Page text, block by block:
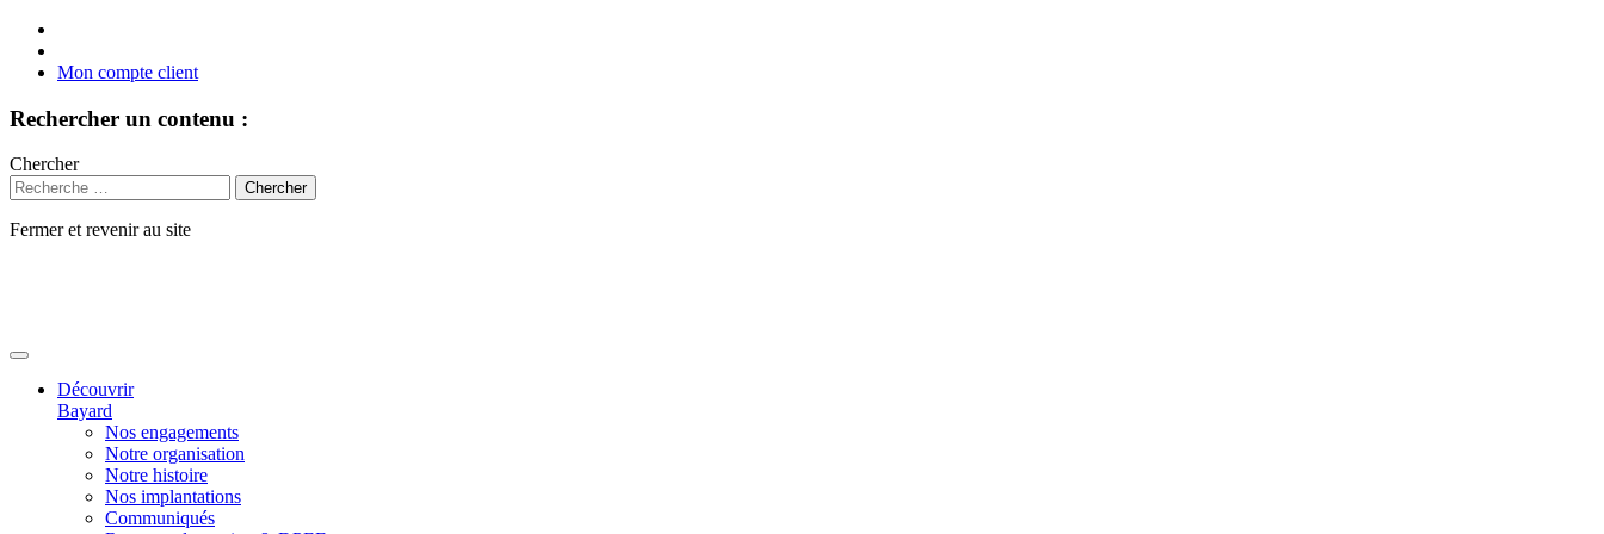
Mon compte client
Rechercher un contenu :
Chercher
Fermer et revenir au site
Découvrir
Bayard
Nos engagements
Notre organisation
Notre histoire
Nos implantations
Communiqués